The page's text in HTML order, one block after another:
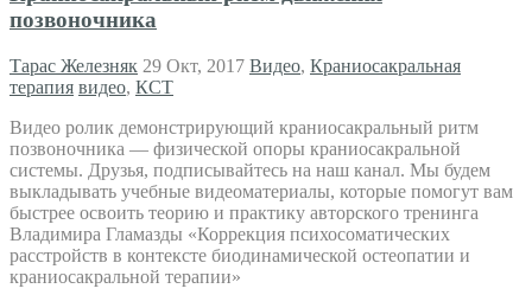
позвоночника
Тарас Железняк 29 Окт, 2017 Видео, Краниосакральная
терапия видео, КСТ
Видео ролик демонстрирующий краниосакральный ритм
позвоночника — физической опоры краниосакральной
системы. Друзья, подписывайтесь на наш канал. Мы будем
выкладывать учебные видеоматериалы, которые помогут вам
быстрее освоить теорию и практику авторского тренинга
Владимира Гламазды «Коррекция психосоматических
расстройств в контексте биодинамической остеопатии и
краниосакральной терапии»